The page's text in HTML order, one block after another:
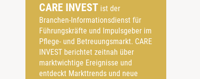
CARE INVEST ist der
Branchen-Informationsdienst für
Führungskräfte und Impulsgeber im
Pflege- und Betreuungsmarkt. CARE
INVEST berichtet zeitnah über
marktwichtige Ereignisse und
entdeckt Markttrends und neue